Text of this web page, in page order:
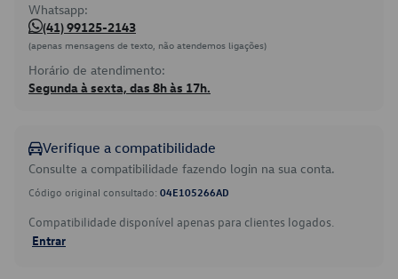
Whatsapp:
(41) 99125-2143
(apenas mensagens de texto, não atendemos ligações)
Horário de atendimento:
Segunda à sexta, das 8h às 17h.
Verifique a compatibilidade
Consulte a compatibilidade fazendo login na sua conta.
Código original consultado: 04E105266AD
Compatibilidade disponível apenas para clientes logados.
Entrar